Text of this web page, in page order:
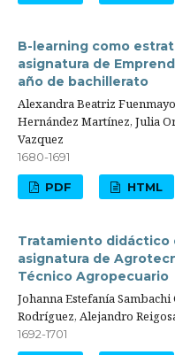
B-learning como
asignatura de
año de bachillerato
Alexandra Beatriz
Hernández Martínez, Julia
Vazquez
1680-1691
PDF HTML
Tratamiento didáctico
asignatura de
Técnico Agropecuario
Johanna Estefanía
Rodríguez, Alejandro
1692-1701